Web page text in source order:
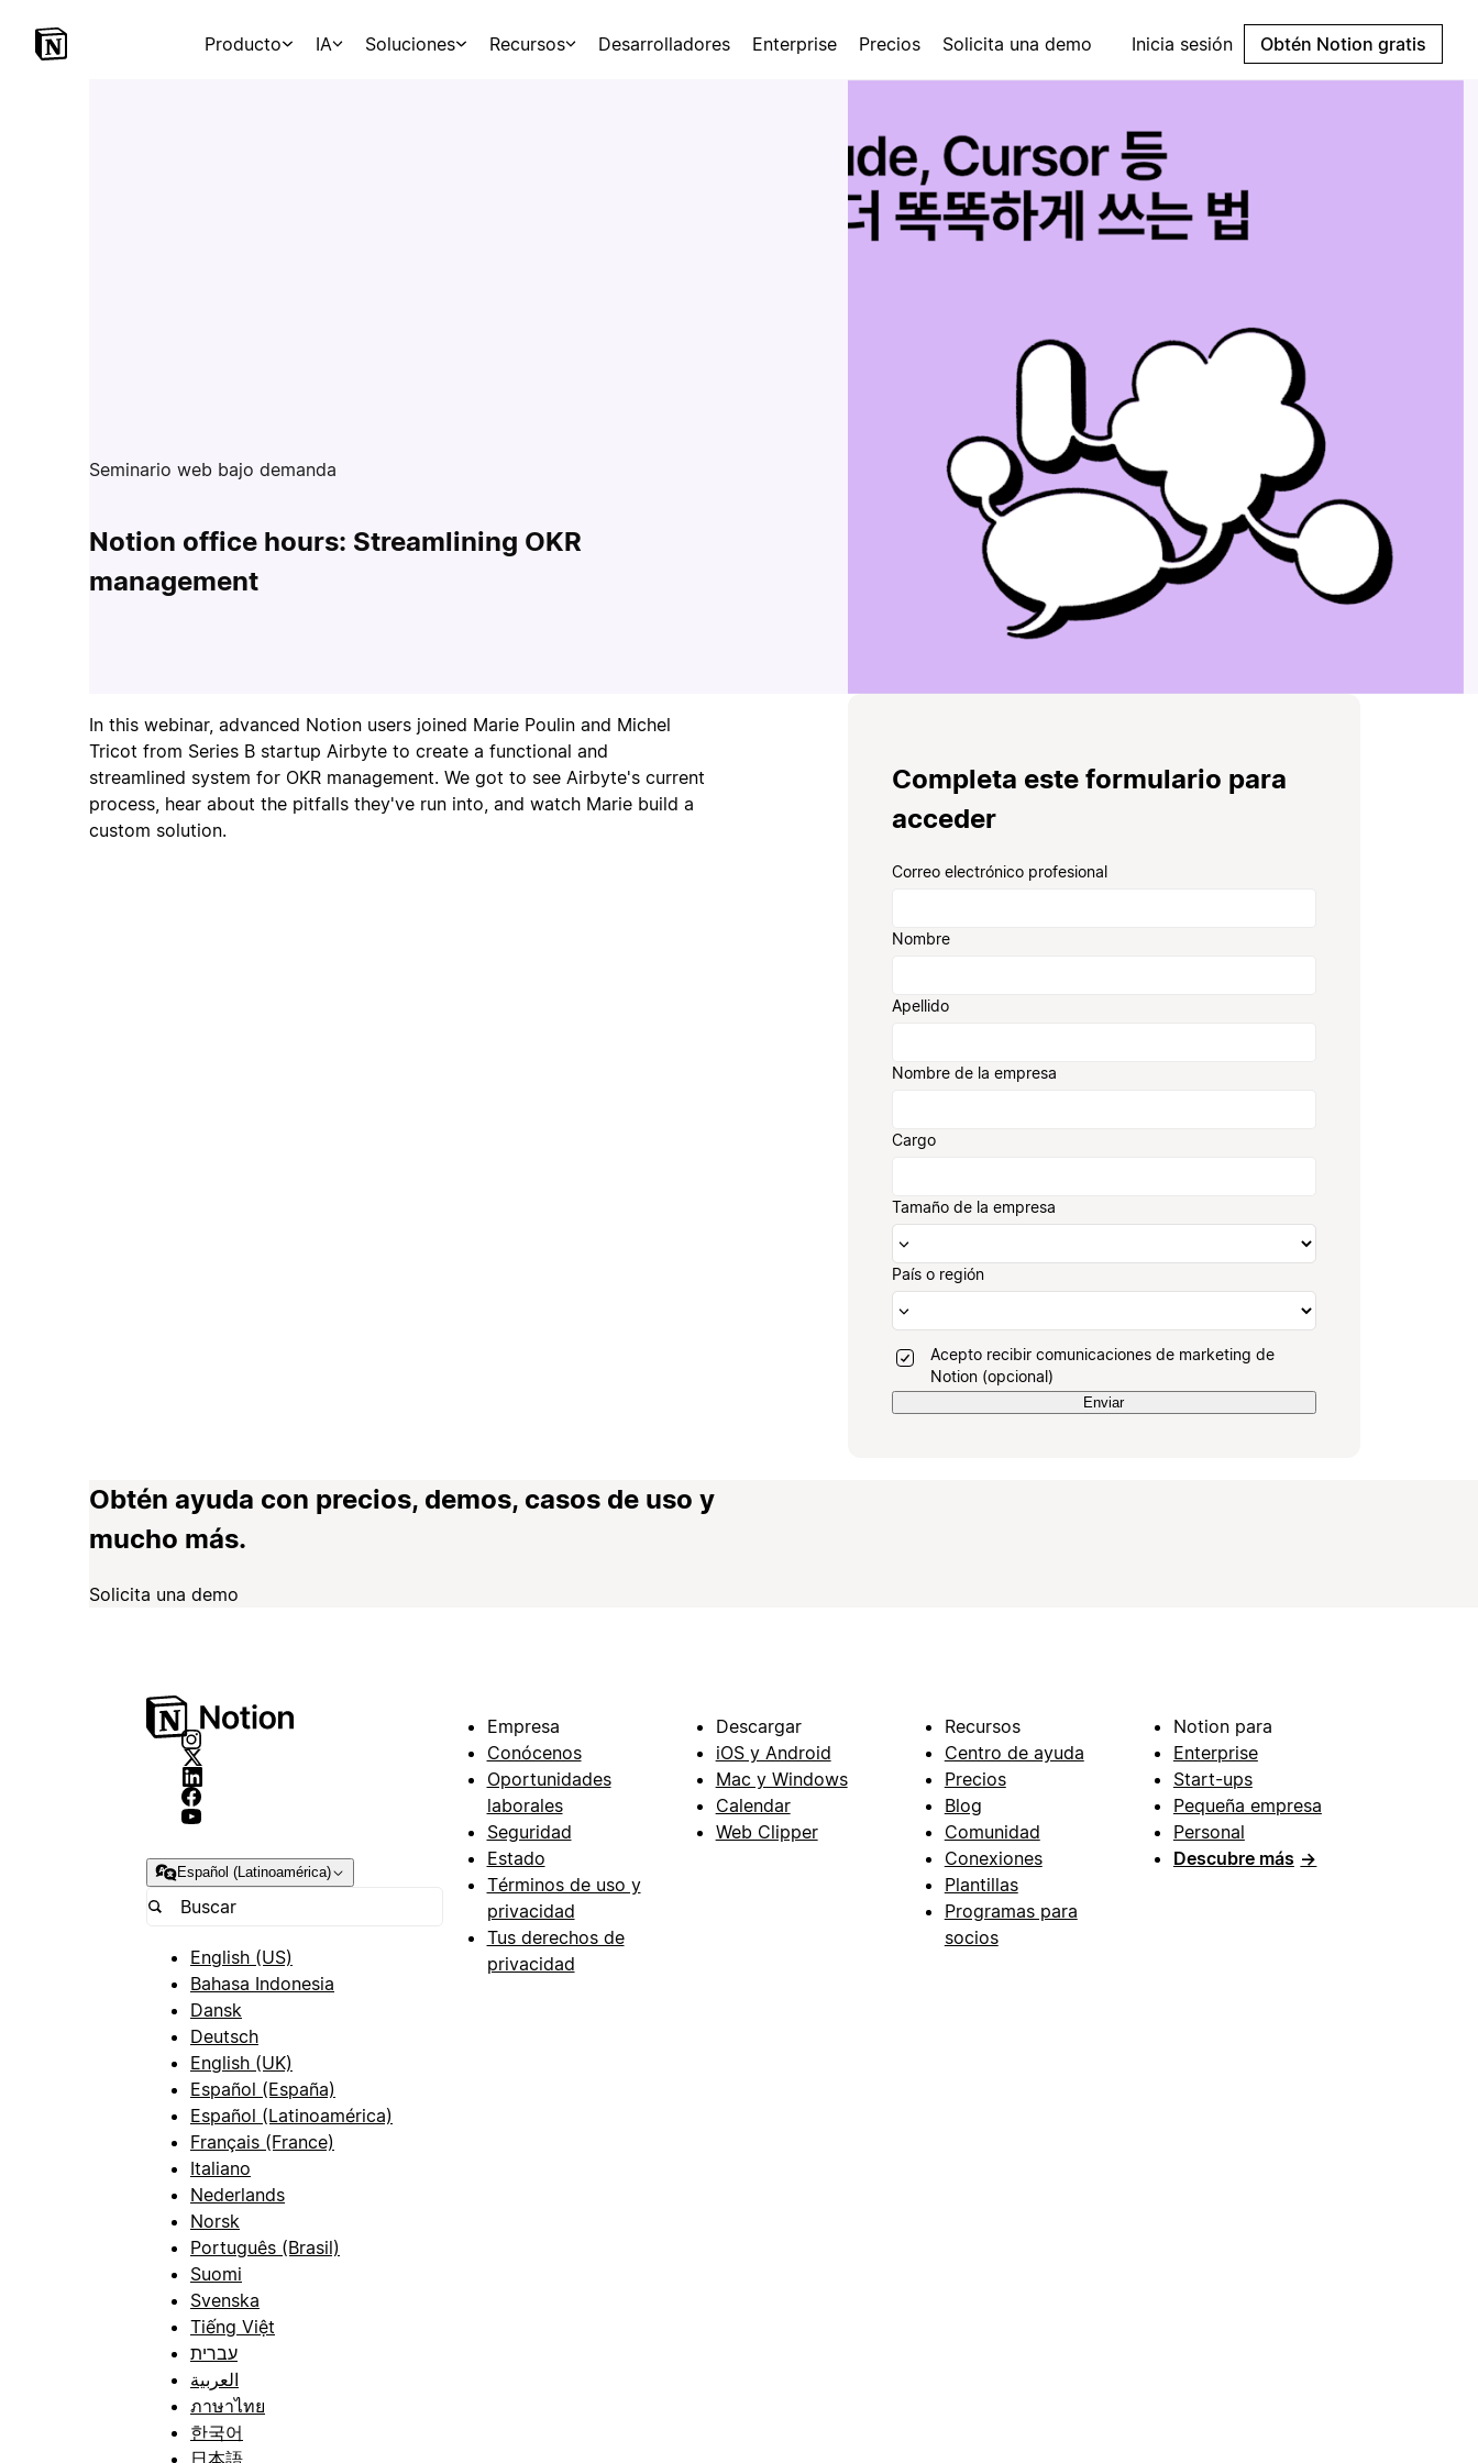
Producto IA Soluciones Recursos Desarrolladores Enterprise Precios Solicita una demo Inicia sesión Obtén Notion gratis
Seminario web bajo demanda
Notion office hours: Streamlining OKR
management
In this webinar, advanced Notion users joined Marie Poulin and Michel
Tricot from Series B startup Airbyte to create a functional and
streamlined system for OKR management. We got to see Airbyte's current
process, hear about the pitfalls they've run into, and watch Marie build a
custom solution.
Completa este formulario para
acceder
Correo electrónico profesional
Nombre
Apellido
Nombre de la empresa
Cargo
Tamaño de la empresa
País o región
Acepto recibir comunicaciones de marketing de
Notion (opcional)
Enviar
Obtén ayuda con precios, demos, casos de uso y
mucho más.
Solicita una demo
Español (Latinoamérica)
English (US)
Bahasa Indonesia
Dansk
Deutsch
English (UK)
Español (España)
Español (Latinoamérica)
Français (France)
Italiano
Nederlands
Norsk
Português (Brasil)
Suomi
Svenska
Tiếng Việt
עברית
العربية
ภาษาไทย
한국어
Empresa
Conócenos
Oportunidades
laborales
Seguridad
Estado
Términos de uso y
privacidad
Tus derechos de
privacidad
Descargar
iOS y Android
Mac y Windows
Calendar
Web Clipper
Recursos
Centro de ayuda
Precios
Blog
Comunidad
Conexiones
Plantillas
Programas para
socios
Notion para
Enterprise
Start-ups
Pequeña empresa
Personal
Descubre más →